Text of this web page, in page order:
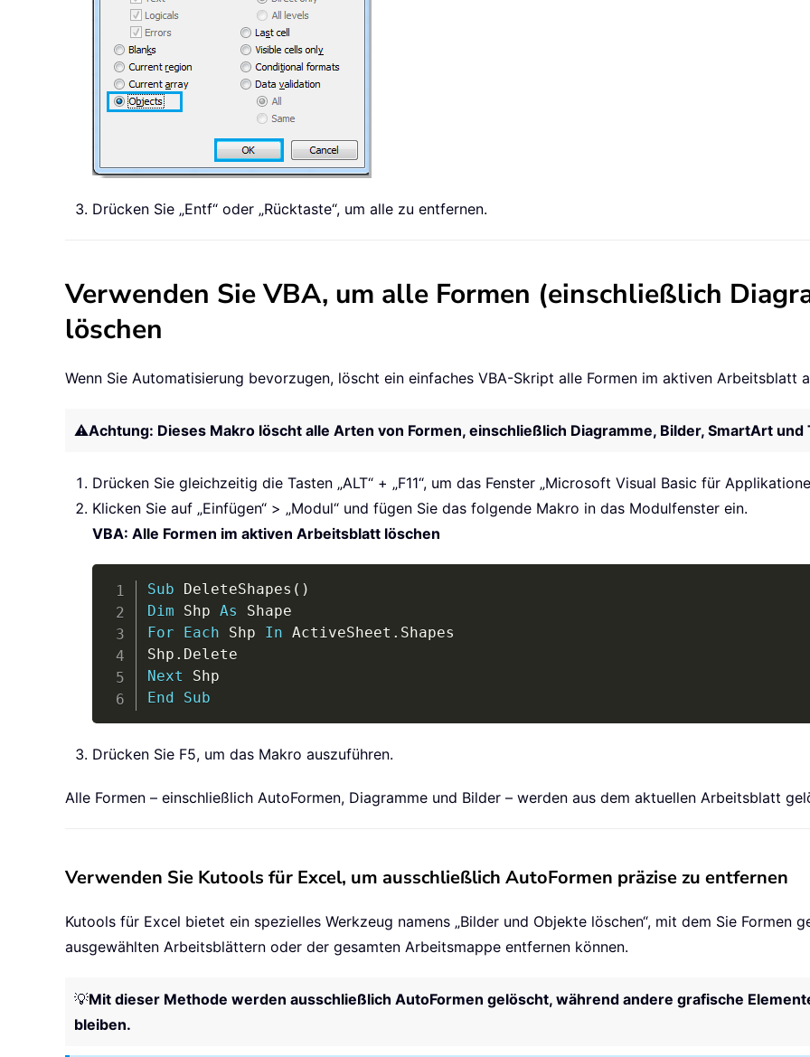
Drücken Sie „Entf“ oder „Rücktaste“, um alle zu entfernen.
Verwenden Sie VBA, um alle Formen (einschließlich
löschen
Wenn Sie Automatisierung bevorzugen, löscht ein einfaches VBA-Skript alle Formen im aktiven Arbeitsblatt
⚠️Achtung: Dieses Makro löscht alle Arten von Formen, einschließlich Diagramme, Bilder, SmartArt und
Drücken Sie gleichzeitig die Tasten „ALT“ + „F11“, um das Fenster „Microsoft Visual Basic für
Klicken Sie auf „Einfügen“ > „Modul“ und fügen Sie das folgende Makro in das Modulfenster ein.
VBA: Alle Formen im aktiven Arbeitsblatt löschen
Sub DeleteShapes ( )
Dim Shp As
For
Each Shp In ActiveSheet . Shapes
Shp .
Next
End
Sub
Drücken Sie F5, um das Makro auszuführen.
Alle Formen – einschließlich AutoFormen, Diagramme und Bilder – werden aus dem aktuellen Arbeitsblatt
Verwenden Sie Kutools für Excel, um ausschließlich AutoFormen präzise zu entfernen
Kutools für Excel bietet ein spezielles Werkzeug namens „Bilder und Objekte löschen“, mit dem Sie Formen
ausgewählten Arbeitsblättern oder der gesamten Arbeitsmappe entfernen können.
💡Mit dieser Methode werden ausschließlich AutoFormen gelöscht, während andere grafische
bleiben.